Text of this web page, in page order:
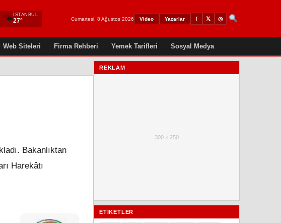
🌤 İSTANBUL
27° Cumartesi, 8 Ağustos 2026 Video Yazarlar f 𝕏 ◎
Web Siteleri Firma Rehberi Yemek Tarifleri Sosyal Medya
Bakanlıktan
Harekâtı
REKLAM
300 × 250
ETIKETLER